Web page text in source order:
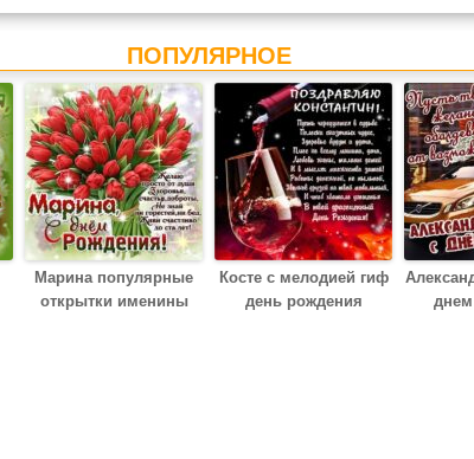
ПОПУЛЯРНОЕ
Марина популярные
открытки именины
Косте с мелодией гиф
день рождения